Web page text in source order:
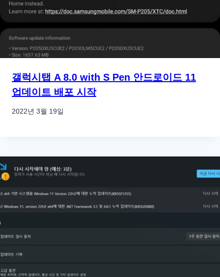
갤럭시탭 A 8.0 with S Pen 안드로이드 11
업데이트 배포 시작
2022년 3월 19일